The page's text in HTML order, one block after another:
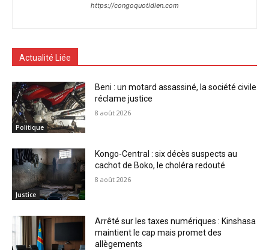
https://congoquotidien.com
Actualité Liée
Politique
Beni : un motard assassiné, la société civile
réclame justice
8 août 2026
Justice
Kongo-Central : six décès suspects au
cachot de Boko, le choléra redouté
8 août 2026
Arrêté sur les taxes numériques : Kinshasa
maintient le cap mais promet des
allègements